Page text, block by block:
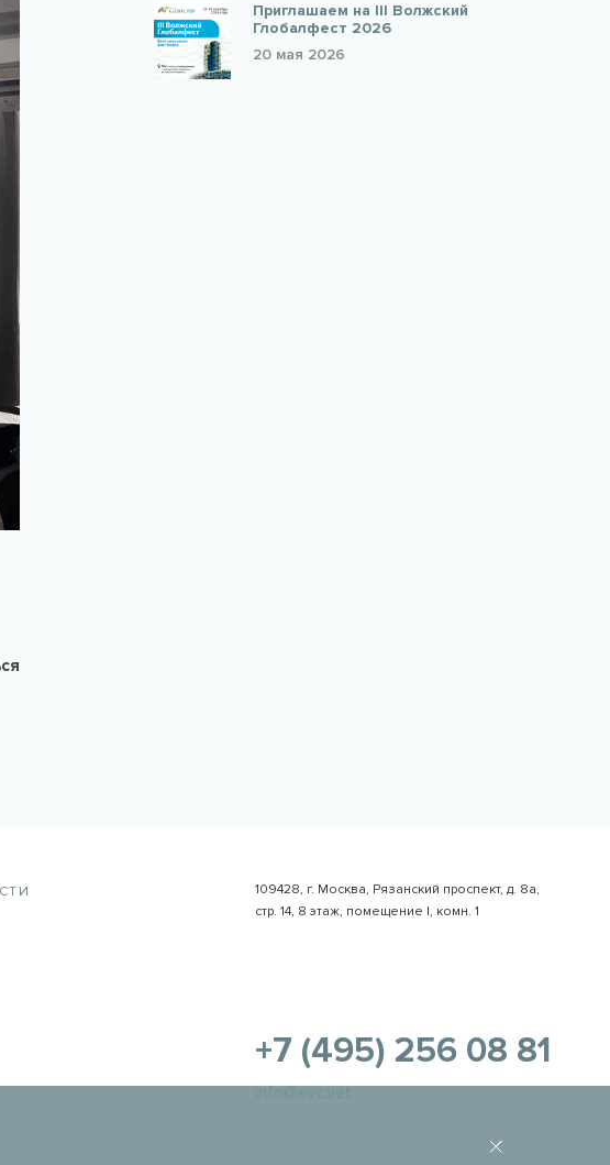
Приглашаем на III Волжский
Глобалфест 2026
20 мая 2026
109428, г. Москва, Рязанский проспект, д. 8а,
стр. 14, 8 этаж, помещение I, комн. 1
+7 (495) 256 08 81
info@avc.vet